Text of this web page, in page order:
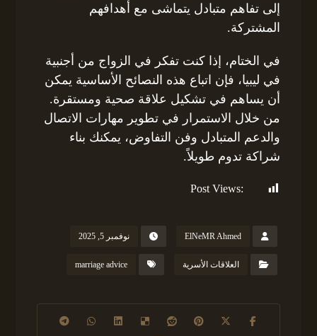
إلى تفاهم متبادل يتماشى مع أهدافهم
المشتركة.
في الختام، إذا كنت تفكر في الزواج من أجنبية
في ليبيا، فإن اتباع هذه النصائح الأساسية يمكن
أن يساهم في تشكيل علاقة صحية ومستقرة.
من خلال الاستمرار في تطوير مهارات الاتصال
والدعم المتبادل وفن التفاوض، يمكنك بناء
شراكة تدوم طويلاً.
Post Views:
ElNeMR Ahmed نوفمبر 5, 2025
العلاقات الأسرية marriage advice